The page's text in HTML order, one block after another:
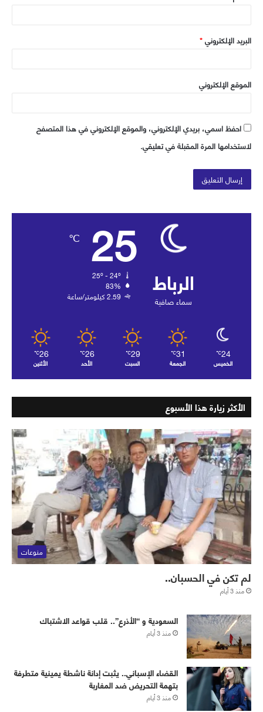
البريد الإلكتروني*
الموقع الإلكتروني
احفظ اسمي، بريدي الإلكتروني، والموقع الإلكتروني في هذا المتصفح
لاستخدامها المرة المقبلة في تعليقي.
الرباط
سماء صافية
25
℃
83%
2.59 كيلومتر/ساعة
24
℃
الخميس
31
℃
الجمعة
29
℃
السبت
26
℃
الأحد
26
℃
الأثنين
الأكثر زيارة هذا الأسبوع
منوعات
لم تكن في الحسبان..
منذ 3 أيام
‏⁧‫السعودية‬⁩ و “الأذرع”.. قلب قواعد الاشتباك
منذ 3 أيام
القضاء الإسباني.. يثبت إدانة ناشطة يمينية متطرفة
بتهمة التحريض ضد المغاربة
منذ 3 أيام